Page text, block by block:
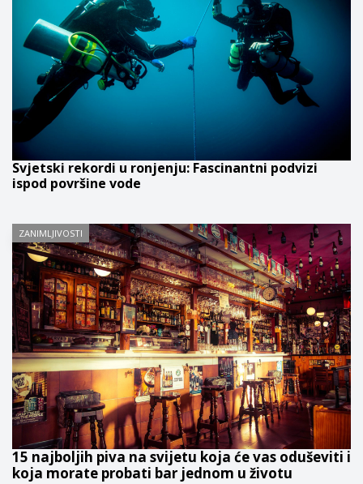
Svjetski rekordi u ronjenju: Fascinantni podvizi
ispod površine vode
ZANIMLJIVOSTI
15 najboljih piva na svijetu koja će vas oduševiti i
koja morate probati bar jednom u životu